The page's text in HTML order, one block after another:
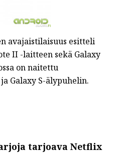
avajaistilaisuus esitteli
II -laitteen sekä Galaxy
on naitettu
Galaxy S-älypuhelin.
tarjoava Netflix